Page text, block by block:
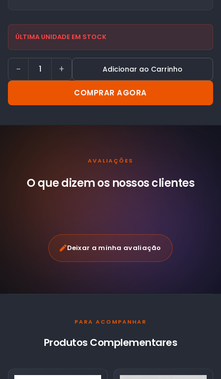
ÚLTIMA UNIDADE EM STOCK
− + Adicionar ao Carrinho
COMPRAR AGORA
AVALIAÇÕES
O que dizem os nossosclientes
Deixar a minha avaliação
PARA ACOMPANHAR
Produtos Complementares